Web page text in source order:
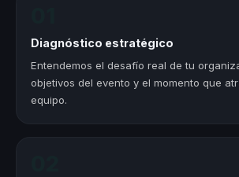
Diagnóstico estratégico
Entendemos el desafío real de tu
objetivos del evento y el momento que
equipo.